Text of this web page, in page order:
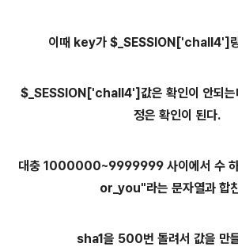
이때 key가 $_SESSION['chall4']
$_SESSION['chall4']값은 확인이 안되
정은 확인이 된다.
대충 1000000~9999999 사이에서 수
or_you"라는 문자열과 합
sha1을 500번 돌려서 값을 만